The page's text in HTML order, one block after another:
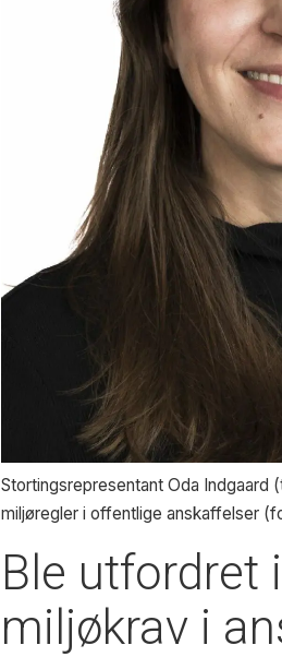
Stortingsrepresentant Oda
miljøregler i offentlige anskaffelser
Ble utfordret
miljøkrav i